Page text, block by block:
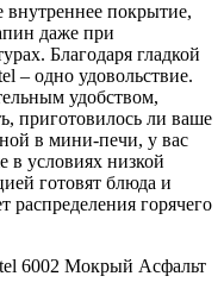
покрытие,
даже при
Благодаря гладкой
– одно удовольствие.
удобством,
приготовилось ли ваше
в мини-печи, у вас
в условиях низкой
готовят блюда и
распределения горячего
6002 Мокрый Асфальт